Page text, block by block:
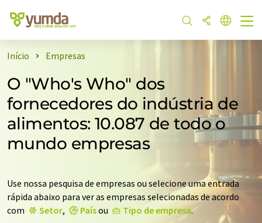
Início Empresas
O "Who's Who" dos
fornecedores do indústria de
alimentos: 10.087 de todo o
mundo empresas
Use nossa pesquisa de empresas ou selecione uma entrada
rápida abaixo para ver as empresas selecionadas de acordo
com
Setor, Paísou Tipo de empresa.